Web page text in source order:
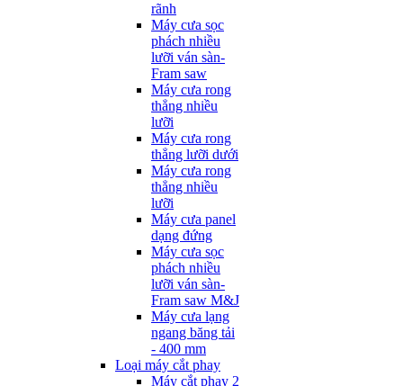
rãnh
Máy cưa sọc
phách nhiều
lưỡi ván sàn-
Fram saw
Máy cưa rong
thẳng nhiều
lưỡi
Máy cưa rong
thẳng lưỡi dưới
Máy cưa rong
thẳng nhiều
lưỡi
Máy cưa panel
dạng đứng
Máy cưa sọc
phách nhiều
lưỡi ván sàn-
Fram saw M&J
Máy cưa lạng
ngang băng tải
- 400 mm
Loại máy cắt phay
Máy cắt phay 2